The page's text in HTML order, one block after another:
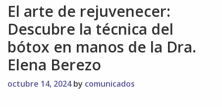
El arte de rejuvenecer:
Descubre la técnica del
bótox en manos de la Dra.
Elena Berezo
octubre 14, 2024 by comunicados